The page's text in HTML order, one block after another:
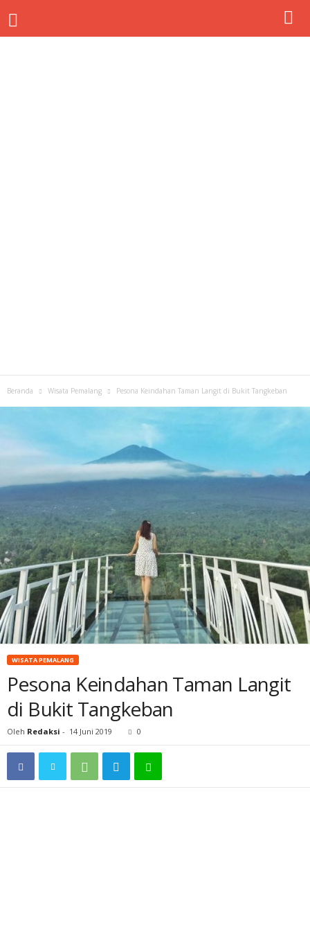
Beranda Wisata Pemalang Pesona Keindahan Taman Langit di Bukit Tangkeban
WISATA PEMALANG
Pesona Keindahan Taman Langit
di Bukit Tangkeban
Oleh Redaksi - 14 Juni 2019 0